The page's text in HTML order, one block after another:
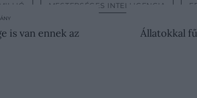
MILLIÓ MESTERSÉGES INTELLIGENCIA
is van ennek az
Állatokkal